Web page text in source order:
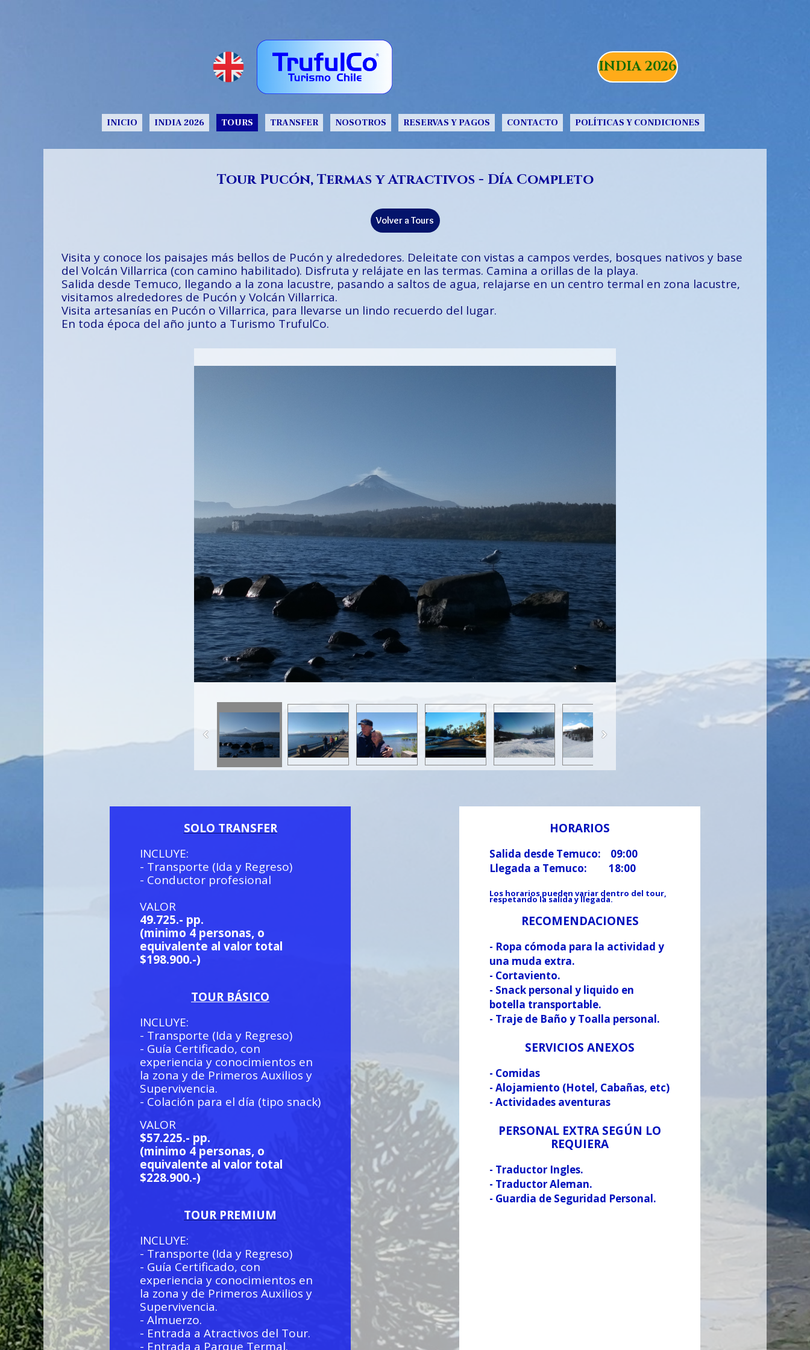
INDIA 2026
INICIO INDIA 2026 TOURS TRANSFER NOSOTROS RESERVAS Y PAGOS CONTACTO POLÍTICAS Y CONDICIONES
Tour Pucón, Termas y Atractivos - Día Completo
Volver a Tours
Visita y conoce los paisajes más bellos de Pucón y alrededores. Deleitate con vistas a campos verdes, bosques nativos y base
del Volcán Villarrica (con camino habilitado). Disfruta y relájate en las termas. Camina a orillas de la playa.
Salida desde Temuco, llegando a la zona lacustre, pasando a saltos de agua, relajarse en un centro termal en zona lacustre,
visitamos alrededores de Pucón y Volcán Villarrica.
Visita artesanías en Pucón o Villarrica, para llevarse un lindo recuerdo del lugar.
En toda época del año junto a Turismo TrufulCo.
SOLO TRANSFER
INCLUYE:
- Transporte (Ida y Regreso)
- Conductor profesional
VALOR
49.725.- pp.
(minimo 4 personas, o
equivalente al valor total
$198.900.-)
TOUR BÁSICO
INCLUYE:
- Transporte (Ida y Regreso)
- Guía Certificado, con
experiencia y conocimientos en
la zona y de Primeros Auxilios y
Supervivencia.
- Colación para el día (tipo snack)
VALOR
$57.225.- pp.
(minimo 4 personas, o
equivalente al valor total
$228.900.-)
TOUR PREMIUM
INCLUYE:
- Transporte (Ida y Regreso)
- Guía Certificado, con
experiencia y conocimientos en
la zona y de Primeros Auxilios y
Supervivencia.
- Almuerzo.
- Entrada a Atractivos del Tour.
- Entrada a Parque Termal.
HORARIOS
Salida desde Temuco: 09:00
Llegada a Temuco: 18:00
Los horarios pueden variar dentro del tour,
respetando la salida y llegada.
RECOMENDACIONES
- Ropa cómoda para la actividad y
una muda extra.
- Cortaviento.
- Snack personal y liquido en
botella transportable.
- Traje de Baño y Toalla personal.
SERVICIOS ANEXOS
- Comidas
- Alojamiento (Hotel, Cabañas, etc)
- Actividades aventuras
PERSONAL EXTRA SEGÚN LO
REQUIERA
- Traductor Ingles.
- Traductor Aleman.
- Guardia de Seguridad Personal.